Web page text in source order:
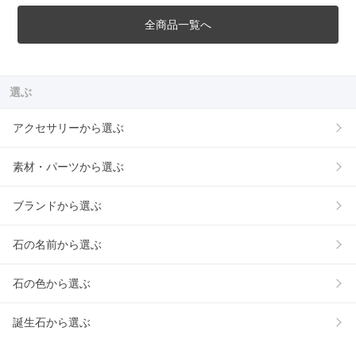
全商品一覧へ
選ぶ
アクセサリーから選ぶ
素材・パーツから選ぶ
ブランドから選ぶ
石の名前から選ぶ
石の色から選ぶ
誕生石から選ぶ